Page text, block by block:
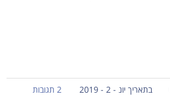
בתאריך יונ - 2 - 2019
2 תגובות